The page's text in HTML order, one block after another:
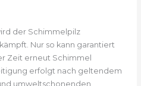
der Schimmelpilz
Nur so kann garantiert
Zeit erneut Schimmel
erfolgt nach geltendem
umweltschonenden